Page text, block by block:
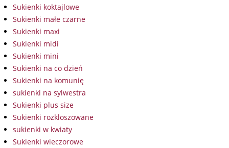
Sukienki koktajlowe
Sukienki małe czarne
Sukienki maxi
Sukienki midi
Sukienki mini
Sukienki na co dzień
Sukienki na komunię
sukienki na sylwestra
Sukienki plus size
Sukienki rozkloszowane
sukienki w kwiaty
Sukienki wieczorowe